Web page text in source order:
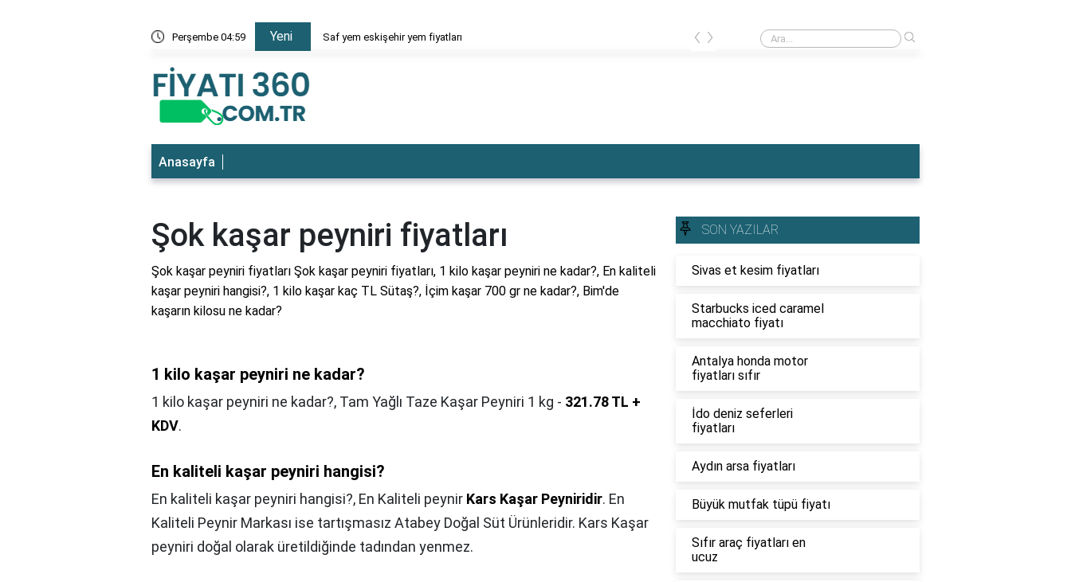
Perşembe 04:59 Yeni Saf yem eskişehir yem fiyatları Ahşap traktör fiyatları
‹ ›
Anasayfa
Şok kaşar peyniri fiyatları
Şok kaşar peyniri fiyatları Şok kaşar peyniri fiyatları, 1 kilo kaşar peyniri ne kadar?, En kaliteli
kaşar peyniri hangisi?, 1 kilo kaşar kaç TL Sütaş?, İçim kaşar 700 gr ne kadar?, Bim'de
kaşarın kilosu ne kadar?
1 kilo kaşar peyniri ne kadar?
1 kilo kaşar peyniri ne kadar?, Tam Yağlı Taze Kaşar Peyniri 1 kg - 321.78 TL +
KDV.
En kaliteli kaşar peyniri hangisi?
En kaliteli kaşar peyniri hangisi?, En Kaliteli peynir Kars Kaşar Peyniridir. En
Kaliteli Peynir Markası ise tartışmasız Atabey Doğal Süt Ürünleridir. Kars Kaşar
peyniri doğal olarak üretildiğinde tadından yenmez.
SON YAZILAR
Sivas et kesim fiyatları
Starbucks iced caramel
macchiato fiyatı
Antalya honda motor
fiyatları sıfır
İdo deniz seferleri
fiyatları
Aydın arsa fiyatları
Büyük mutfak tüpü fiyatı
Sıfır araç fiyatları en
ucuz